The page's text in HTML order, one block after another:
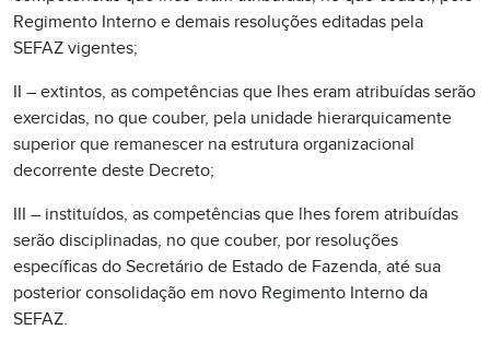
Regimento Interno e demais resoluções editadas pela
SEFAZ vigentes;
II – extintos, as competências que lhes eram atribuídas serão
exercidas, no que couber, pela unidade hierarquicamente
superior que remanescer na estrutura organizacional
decorrente deste Decreto;
III – instituídos, as competências que lhes forem atribuídas
serão disciplinadas, no que couber, por resoluções
específicas do Secretário de Estado de Fazenda, até sua
posterior consolidação em novo Regimento Interno da
SEFAZ.